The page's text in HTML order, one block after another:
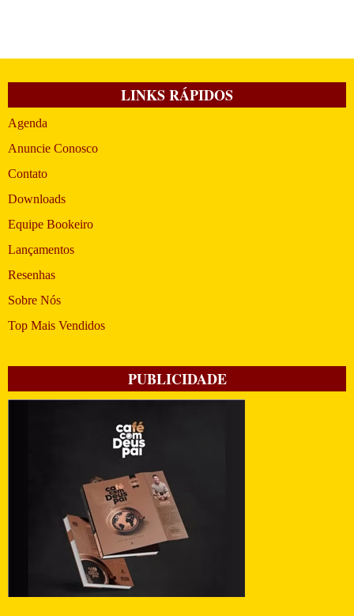
LINKS RÁPIDOS
Agenda
Anuncie Conosco
Contato
Downloads
Equipe Bookeiro
Lançamentos
Resenhas
Sobre Nós
Top Mais Vendidos
PUBLICIDADE